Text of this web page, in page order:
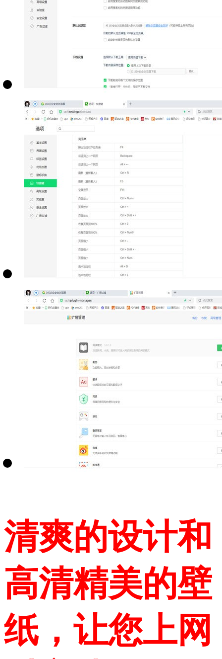
清爽的设计和
高清精美的壁
纸，让您上网